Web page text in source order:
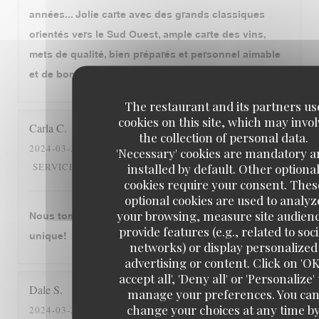
The restaurant and its partners
cookies on this site, which may
the collection of personal data.
'Necessary' cookies are mandatory
installed by default. Other
cookies require your consent.
optional cookies are used to
your browsing, measure site
provide features (e.g., related to
networks) or display personalized
advertising or content. Click on
accept all', 'Deny all' or 'Personalize'
manage your preferences. You
change your choices at any time
années... Jolie carte avec des grands classiques
orientés vers le Sud Ouest, ample carte des vins,
mets de qualité, bien préparés et personnel aimable
et de bon conseil. Tout cela est déjà très généreux!
CarlaC
2024-03-28
- 19:00 - GUESTS 4
SERVICE
AMBIANCE: 5/5 FOOD: 5/5 VALUE: 5/5
Nous tombons amourex de cette restaurant. C‘est
unique!
Dale S
2024-03-26
- 12:30 - GUESTS 2